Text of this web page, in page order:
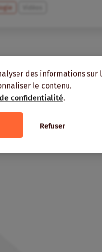
des informations sur
le contenu.
confidentialité.
Refuser